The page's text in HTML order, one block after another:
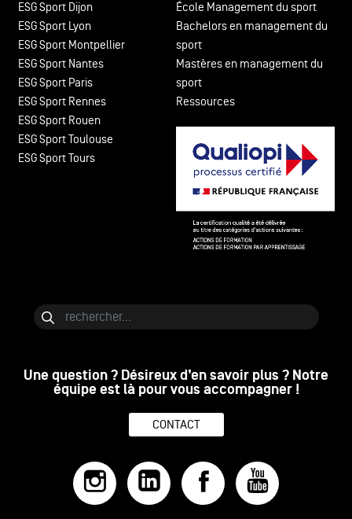
ESG Sport Dijon
ESG Sport Lyon
ESG Sport Montpellier
ESG Sport Nantes
ESG Sport Paris
ESG Sport Rennes
ESG Sport Rouen
ESG Sport Toulouse
ESG Sport Tours
École Management du sport
Bachelors en management du
sport
Mastères en management du
sport
Ressources
Une question ? Désireux d’en savoir plus ? Notre
équipe est là pour vous accompagner !
CONTACT